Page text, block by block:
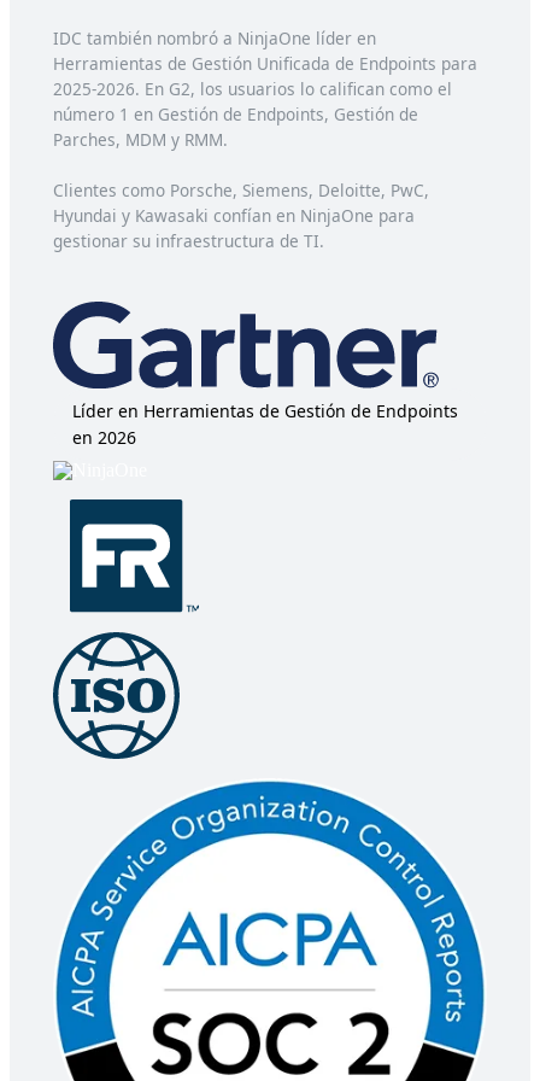
IDC también nombró a NinjaOne líder en
Herramientas de Gestión Unificada de Endpoints para
2025-2026. En G2, los usuarios lo califican como el
número 1 en Gestión de Endpoints, Gestión de
Parches, MDM y RMM.
Clientes como Porsche, Siemens, Deloitte, PwC,
Hyundai y Kawasaki confían en NinjaOne para
gestionar su infraestructura de TI.
Líder en Herramientas de Gestión de Endpoints
en 2026